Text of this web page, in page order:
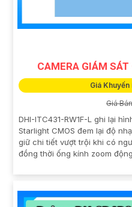
CAMERA GIÁM
Giá
Giá
DHI-ITC431-RW1F-L ghi lại
Starlight CMOS đem lại độ
giữ chi tiết vượt trội khi có
đồng thời ống kính zoom